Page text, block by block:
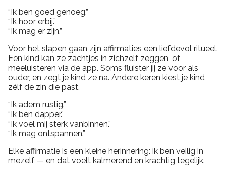
“Ik ben goed genoeg.”
“Ik hoor erbij.”
“Ik mag er zijn.”
Voor het slapen gaan zijn affirmaties een liefdevol ritueel.
Een kind kan ze zachtjes in zichzelf zeggen, of
meeluisteren via de app. Soms fluister jij ze voor als
ouder, en zegt je kind ze na. Andere keren kiest je kind
zélf de zin die past.
“Ik adem rustig.”
“Ik ben dapper.”
“Ik voel mij sterk vanbinnen.”
“Ik mag ontspannen.”
Elke affirmatie is een kleine herinnering: ik ben veilig in
mezelf — en dat voelt kalmerend en krachtig tegelijk.